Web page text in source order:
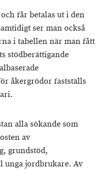
får betalas ut i den
ser man också
i tabellen när man fått
stödberättigande
åkergrödor fastställs
alla sökande som
av
grundstöd,
unga jordbrukare. Av